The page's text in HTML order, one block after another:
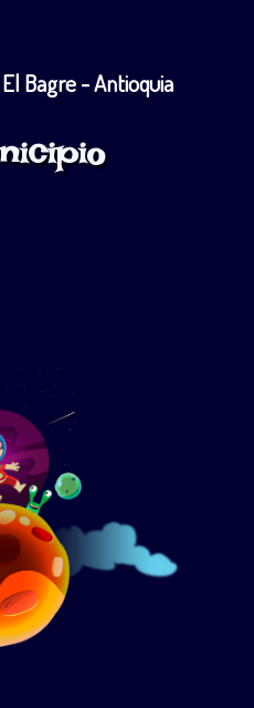
Bagre - Antioquia